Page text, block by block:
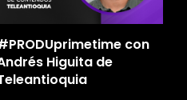
con
Higuita de